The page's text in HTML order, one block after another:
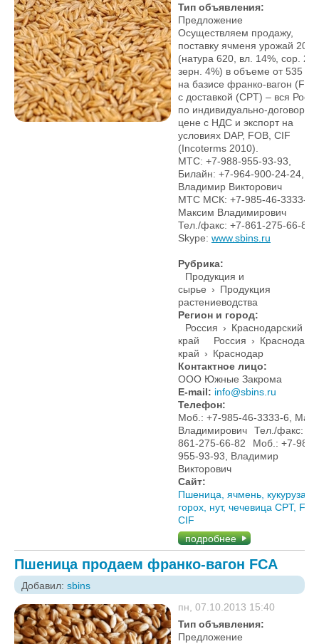
Тип объявления:
Предложение
Осуществляем продажу,
поставку ячменя урожай 2013
(натура 620, вл. 14%, сор.
зерн. 4%) в объеме от 535
на базисе франко-вагон
с доставкой (CPT) – вся
по индивидуально-
цене с НДС и экспорт на
условиях DAP, FOB, СIF
(Incoterms 2010).
МТС: +7-988-955-93-93,
Билайн: +7-964-900-24-24,
Владимир Викторович
МТС МСК: +7-985-46-3333-6,
Максим Владимирович
Тел./факс: +7-861-275-66-82
Skype: www.sbins.ru
Рубрика:
Продукция и
сырье › Продукция
растениеводства
Регион и город:
Россия › Краснодарский
край
Россия ›
край › Краснодар
Контактное лицо:
ООО Южные Закрома
E-mail: info@sbins.ru
Телефон:
Моб.: +7-985-46-3333-6,
Владимирович
Тел./факс:
861-275-66-82
Моб.: +7-988-
955-93-93, Владимир
Викторович
Сайт:
Пшеница, ячмень, кукуруза,
горох, нут, чечевица CPT,
CIF
подробнее
Пшеница продаем франко-вагон FCA
Добавил: sbins
пн, 07.10.2013 15:40
Тип объявления:
Предложение